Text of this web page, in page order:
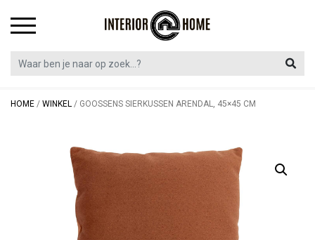
HOME / WINKEL / GOOSSENS SIERKUSSEN ARENDAL, 45×45 CM